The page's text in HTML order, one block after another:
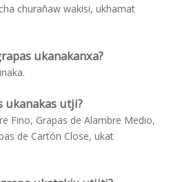
churañaw wakisi, ukhamat
ukanakanxa?
ukanakas utji?
Fino, Grapas de Alambre Medio,
de Cartón Close, ukat